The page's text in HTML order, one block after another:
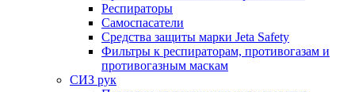
Респираторы
Самоспасатели
Средства защиты марки Jeta Safety
Фильтры к респираторам, противогазам и
противогазным маскам
СИЗ рук